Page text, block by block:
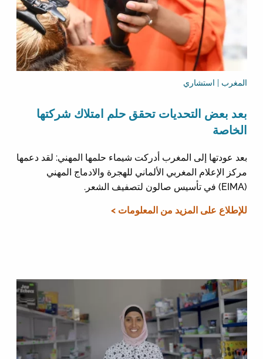
المغرب | استشاري
بعد بعض التحديات تحقق حلم امتلاك شركتها
الخاصة
بعد عودتها إلى المغرب أدركت شيماء حلمها المهني: لقد دعمها
مركز الإعلام المغربي الألماني للهجرة والادماج المهني
(EIMA) في تأسيس صالون لتصفيف الشعر.
للإطلاع على المزيد من المعلومات >